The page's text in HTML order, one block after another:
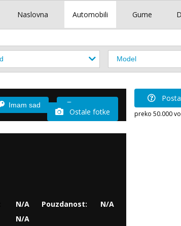
Naslovna Automobili Gume
Imam sad
Ostale fotke
N/A
N/A
Pouzdanost: N/A
preko 50.000